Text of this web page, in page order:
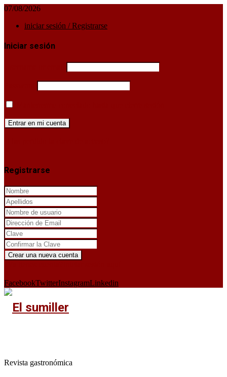
07/08/2026
iniciar sesión / Registrarse
Iniciar sesión
Registrarse
FacebookTwitterInstagramLinkedin
Revista gastronómica